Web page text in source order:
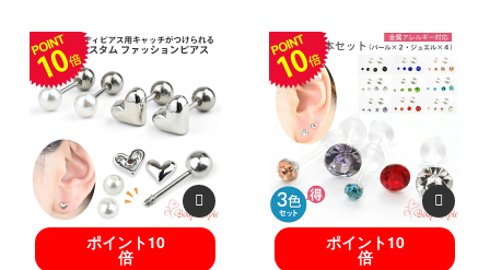
ジ パール ビジュー おし
ゃれ 可愛い
ス 金属アレルギー対応
耳たぶ 軟骨ピアス ヘリ
ックス イヤーロブ
ポイント10
倍
ポイント10
倍